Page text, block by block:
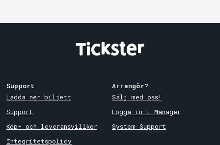
Support
Ladda ner biljett
Support
Köp- och leveransvillkor
Integritetspolicy
Arrangör?
Sälj med oss!
Logga in i Manager
System Support